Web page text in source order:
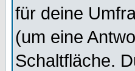
für deine
(um eine
Schaltfläche.